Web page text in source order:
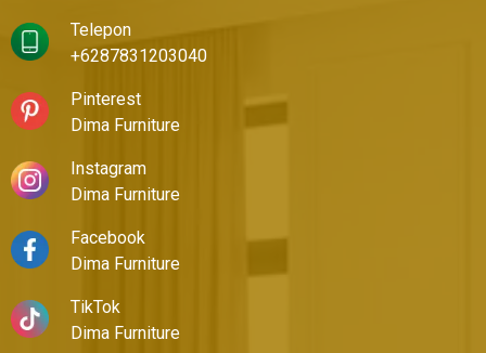
Telepon
+6287831203040
Pinterest
Dima Furniture
Instagram
Dima Furniture
Facebook
Dima Furniture
TikTok
Dima Furniture